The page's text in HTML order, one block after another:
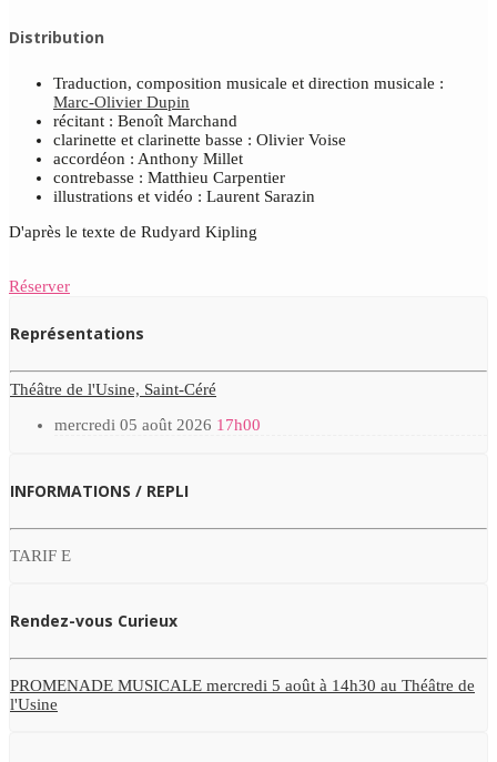
Distribution
Traduction, composition musicale et direction musicale :
Marc-Olivier Dupin
récitant : Benoît Marchand
clarinette et clarinette basse : Olivier Voise
accordéon : Anthony Millet
contrebasse : Matthieu Carpentier
illustrations et vidéo : Laurent Sarazin
D'après le texte de Rudyard Kipling
Réserver
Représentations
Théâtre de l'Usine, Saint-Céré
mercredi 05 août 2026 17h00
INFORMATIONS / REPLI
TARIF E
Rendez-vous Curieux
PROMENADE MUSICALE mercredi 5 août à 14h30 au Théâtre de
l'Usine